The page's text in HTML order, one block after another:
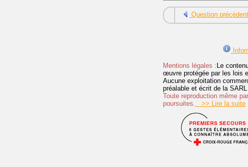
Question
Mentions légales : Le
œuvre protégée par les lois
Aucune exploitation
préalable et écrit de la
Toute reproduction même
poursuites. >> Lire la suite